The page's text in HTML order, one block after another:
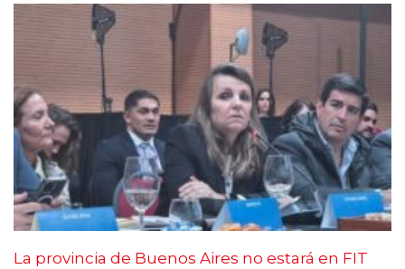
La provincia de Buenos Aires no estará en FIT